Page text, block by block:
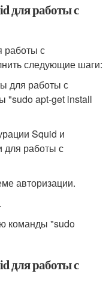
для работы с
работы с
следующие шаги:
для работы с
"sudo apt-get install
Squid и
для работы с
авторизации.
команды "sudo
для работы с